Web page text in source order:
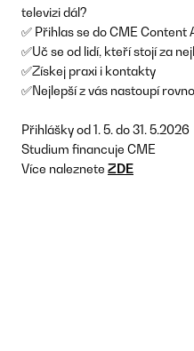
televizi dál?
✅ Přihlas se do CME Content
✅Uč se od lidí, kteří stojí za
✅Získej praxi i kontakty
✅Nejlepší z vás nastoupí
Přihlášky od 1. 5. do 31. 5.2026
Studium financuje CME
Více naleznete ZDE